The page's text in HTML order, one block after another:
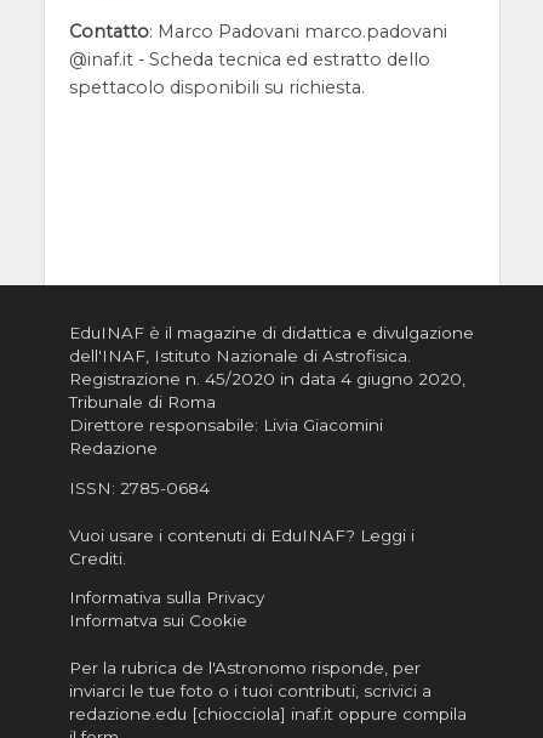
Contatto: Marco Padovani marco.padovani
@inaf.it - Scheda tecnica ed estratto dello
spettacolo disponibili su richiesta.
EduINAF è il magazine di didattica e divulgazione
dell'INAF, Istituto Nazionale di Astrofisica.
Registrazione n. 45/2020 in data 4 giugno 2020,
Tribunale di Roma
Direttore responsabile: Livia Giacomini
Redazione
ISSN: 2785-0684
Vuoi usare i contenuti di EduINAF? Leggi i
Crediti.
Informativa sulla Privacy
Informatva sui Cookie
Per la rubrica de l'Astronomo risponde, per
inviarci le tue foto o i tuoi contributi, scrivici a
redazione.edu [chiocciola] inaf.it oppure compila